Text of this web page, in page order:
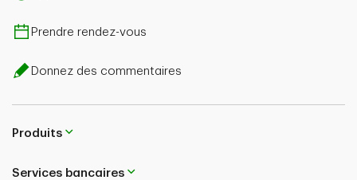
Prendre rendez-vous
Donnez des commentaires
Produits
Services bancaires